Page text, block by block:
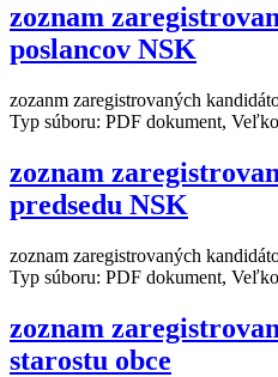
zoznam
poslancov NSK
zozanm zaregistrovaných
Typ súboru: PDF dokument,
zoznam
predsedu NSK
zoznam zaregistrovaných
Typ súboru: PDF dokument,
zoznam
starostu obce